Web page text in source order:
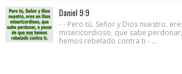
Daniel 9:9
- - Pero tú, Señor y Dios nuestro,
misericordioso, que sabe
hemos rebelado contra ti - ...